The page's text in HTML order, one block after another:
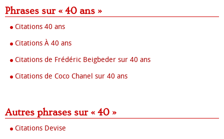
Phrases sur « 40 ans »
Citations 40 ans
Citations À 40 ans
Citations de Frédéric Beigbeder sur 40 ans
Citations de Coco Chanel sur 40 ans
Autres phrases sur « 40 »
Citations Devise